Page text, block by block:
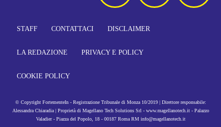
STAFF CONTATTACI DISCLAIMER
LA REDAZIONE PRIVACY E POLICY
COOKIE POLICY
© Copyright FortementeIn - Registrazione Tribunale di Monza 10/2019 | Direttore responsabile:
Alessandra Chiaradia | Proprietà di Magellano Tech Solutions Srl - www.magellanotech.it - Palazzo
Valadier - Piazza del Popolo, 18 - 00187 Roma RM info@magellanotech.it